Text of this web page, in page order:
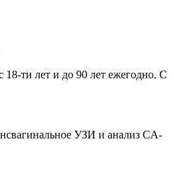
ти лет и до 90 лет ежегодно. С
УЗИ и анализ CA-